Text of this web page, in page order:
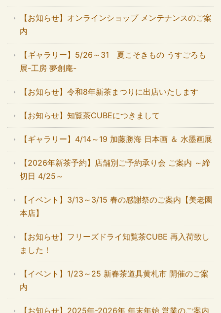
【お知らせ】オンラインショップ メンテナンスのご案
内
【ギャラリー】5/26～31 夏こそきもの うすごろも
展-工房 夢創庵-
【お知らせ】令和8年新茶まつりに出店いたします
【お知らせ】知覧茶CUBEにつきまして
【ギャラリー】4/14～19 加藤勝海 日本画 ＆ 水墨画展
【2026年新茶予約】店舗別ご予約承り会 ご案内 ～締
切日 4/25～
【イベント】3/13～3/15 春の感謝祭のご案内【美老園
本店】
【お知らせ】フリーズドライ知覧茶CUBE 再入荷致し
ました！
【イベント】1/23～25 新春茶道具黄札市 開催のご案
内
【お知らせ】2025年-2026年 年末年始 営業のご案内